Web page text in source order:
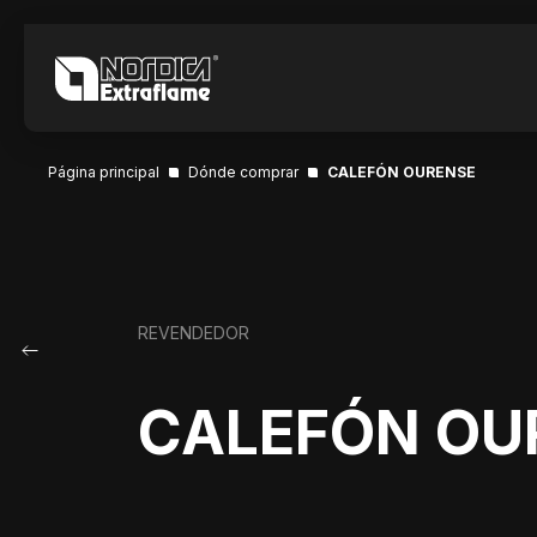
Página principal Dónde comprar CALEFÓN OURENSE
REVENDEDOR
CALEFÓN